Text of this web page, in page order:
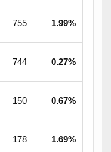
755 1.99%
744 0.27%
150 0.67%
178 1.69%